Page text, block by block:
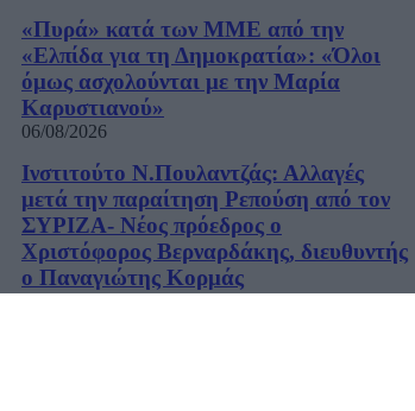
«Πυρά» κατά των ΜΜΕ από την
«Ελπίδα για τη Δημοκρατία»: «Όλοι
όμως ασχολούνται με την Μαρία
Καρυστιανού»
06/08/2026
Ινστιτούτο Ν.Πουλαντζάς: Αλλαγές
μετά την παραίτηση Ρεπούση από τον
ΣΥΡΙΖΑ- Νέος πρόεδρος ο
Χριστόφορος Βερναρδάκης, διευθυντής
ο Παναγιώτης Κορμάς